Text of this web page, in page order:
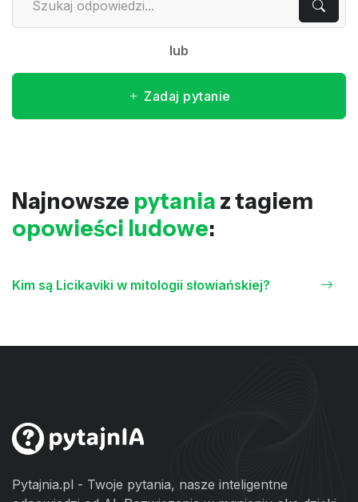
lub
Zadaj pytanie
Najnowsze pytania z tagiem
opowieści ludowe:
Kim są Licikaviki w mitologii słowiańskiej?
Pytajnia.pl - Twoje pytania, nasze inteligentne